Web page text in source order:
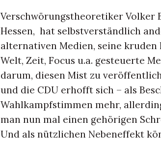
Verschwörungstheoretiker Volker
Hessen, hat selbstverständlich
alternativen Medien, seine
Welt, Zeit, Focus u.a. gesteuerte
darum, diesen Mist zu
und die CDU erhofft sich – als
Wahlkampfstimmen mehr,
man nun mal einen gehörigen
Und als nützlichen Nebeneffekt